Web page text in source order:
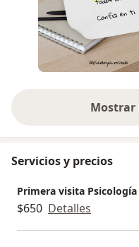
Servicios y precios
Primera visita Psicología
$650 Detalles